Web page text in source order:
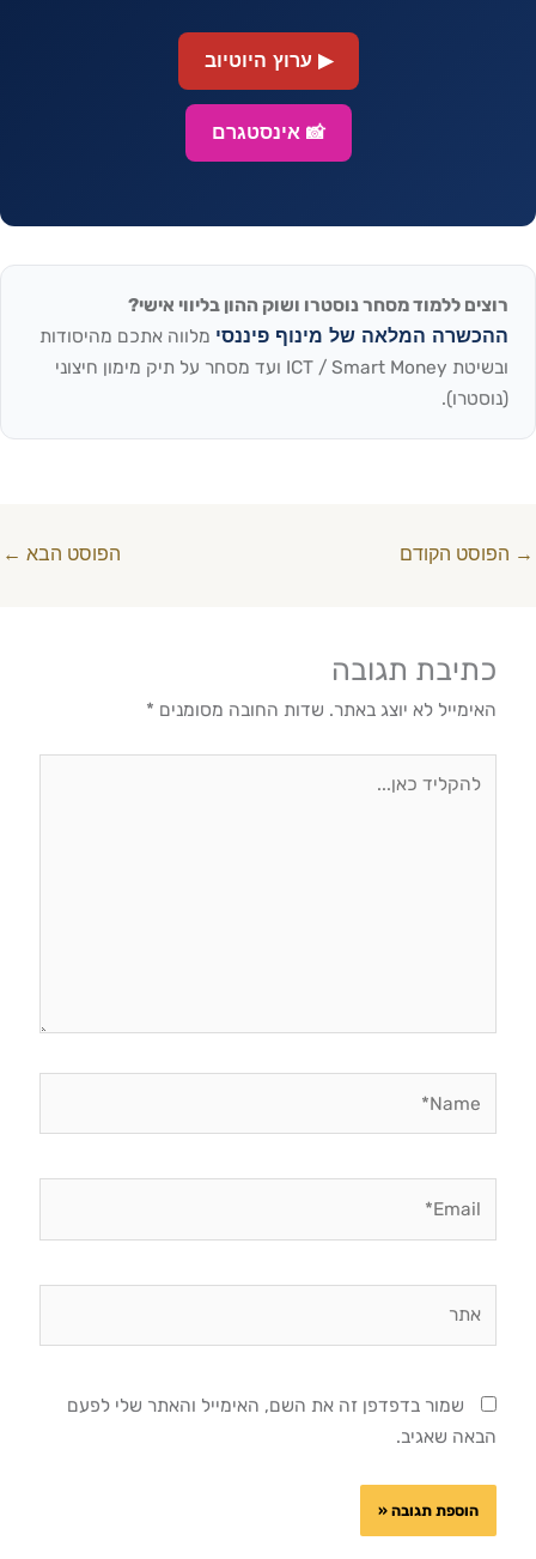
▶ ערוץ היוטיוב
📸 אינסטגרם
רוצים ללמוד מסחר נוסטרו ושוק ההון בליווי אישי?
ההכשרה המלאה של מינוף פיננסימלווה אתכם מהיסודות
ובשיטת ICT / Smart Money ועד מסחר על תיק מימון חיצוני
(נוסטרו).
הפוסט הקודם הפוסט הבא←
כתיבת תגובה
האימייל לא יוצג באתר. שדות החובה מסומנים*
שמור בדפדפן זה את השם, האימייל והאתר שלי לפעם
הבאה שאגיב.